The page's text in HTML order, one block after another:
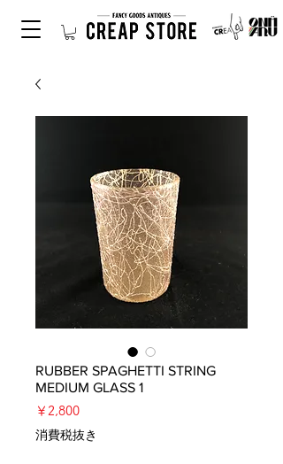
RUBBER SPAGHETTI STRING
MEDIUM GLASS 1
￥2,800価
消費税抜き